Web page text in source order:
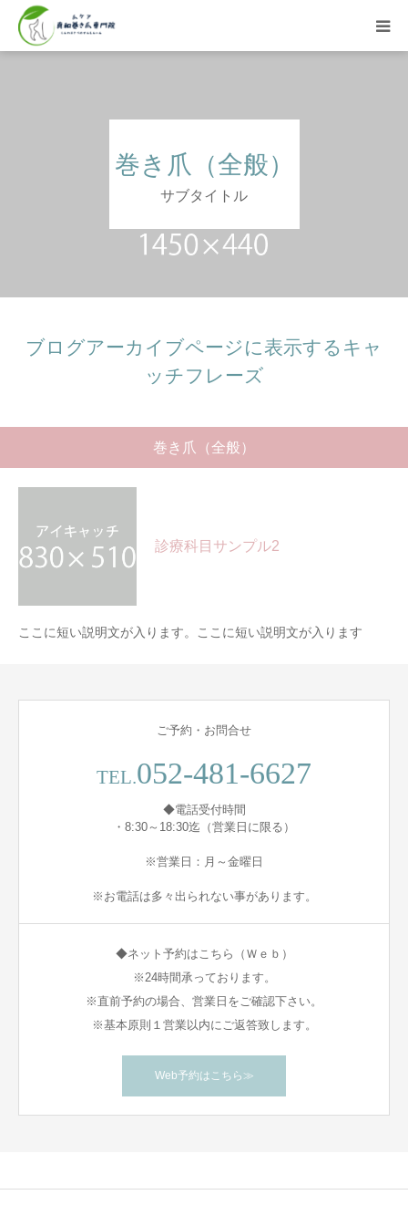
巻き爪（全般）
サブタイトル
ブログアーカイブページに表示するキャ
ッチフレーズ
巻き爪（全般）
診療科目サンプル2
ここに短い説明文が入ります。ここに短い説明文が入ります
ご予約・お問合せ
TEL.052-481-6627
◆電話受付時間
・8:30～18:30迄（営業日に限る）
※営業日：月～金曜日
※お電話は多々出られない事があります。
◆ネット予約はこちら（Ｗｅｂ）
※24時間承っております。
※直前予約の場合、営業日をご確認下さい。
※基本原則１営業以内にご返答致します。
Web予約はこちら≫
症例・お客様の声
アクセス